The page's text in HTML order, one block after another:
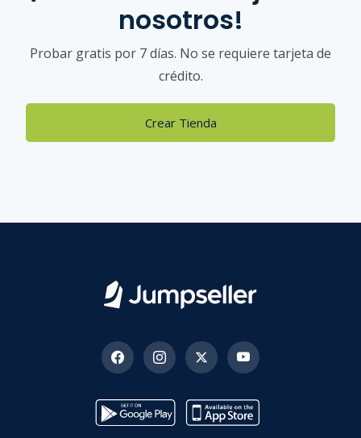
nosotros!
Probar gratis por 7 días. No se requiere tarjeta de
crédito.
Crear Tienda